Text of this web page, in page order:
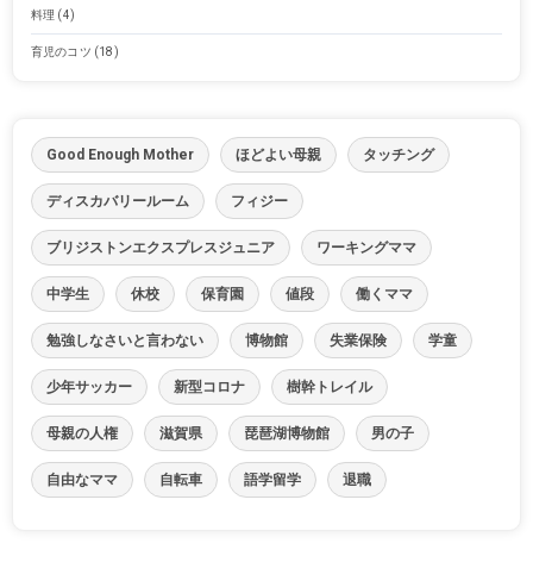
料理 (4)
育児のコツ (18)
Good Enough Mother ほどよい母親 タッチング
ディスカバリールーム フィジー
ブリジストンエクスプレスジュニア ワーキングママ
中学生 休校 保育園 値段 働くママ
勉強しなさいと言わない 博物館 失業保険 学童
少年サッカー 新型コロナ 樹幹トレイル
母親の人権 滋賀県 琵琶湖博物館 男の子
自由なママ 自転車 語学留学 退職